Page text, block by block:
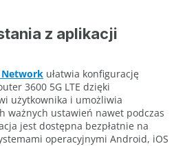
z aplikacji
ułatwia konfigurację
3600 5G LTE dzięki
użytkownika i umożliwia
ważnych ustawień nawet podczas
jest dostępna bezpłatnie na
operacyjnymi Android, iOS